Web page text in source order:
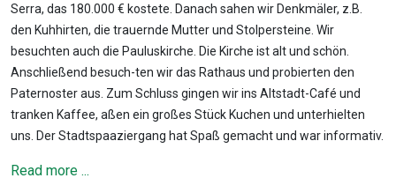
Serra, das 180.000 € kostete. Danach sahen wir Denkmäler, z.B.
den Kuhhirten, die trauernde Mutter und Stolpersteine. Wir
besuchten auch die Pauluskirche. Die Kirche ist alt und schön.
Anschließend besuch-ten wir das Rathaus und probierten den
Paternoster aus. Zum Schluss gingen wir ins Altstadt-Café und
tranken Kaffee, aßen ein großes Stück Kuchen und unterhielten
uns. Der Stadtspaaziergang hat Spaß gemacht und war informativ.
Read more ...